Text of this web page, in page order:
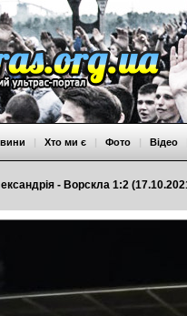
- Ворскла 1:2
| Хто ми є | Фото | Відео